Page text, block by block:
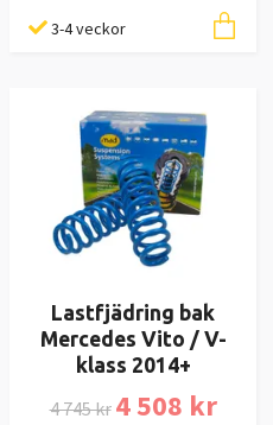
3-4 veckor
Lastfjädring bak
Mercedes Vito / V-
klass 2014+
4 745 kr 4 508 kr